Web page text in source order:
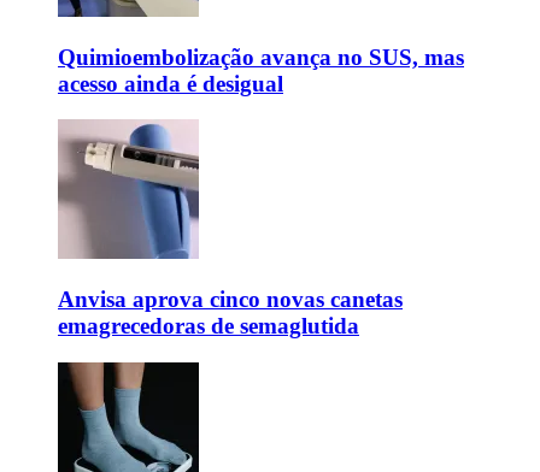
Quimioembolização avança no SUS, mas
acesso ainda é desigual
Anvisa aprova cinco novas canetas
emagrecedoras de semaglutida